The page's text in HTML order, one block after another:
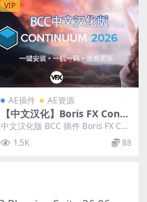
VIP
AE插件 AE资源
【中文汉化】Boris FX Conti
nuum 2026.5 V19.5.0 Win A
E/PR视觉特效和转场BCC插件
中文汉化版 BCC 插件 Boris FX Con
1.5K 88